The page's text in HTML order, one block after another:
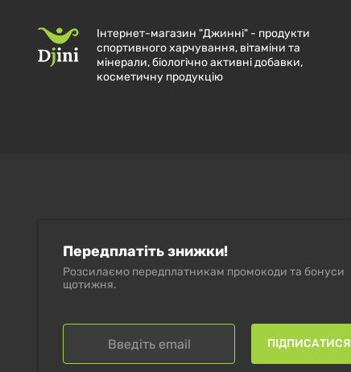
Інтернет-магазин "Джинні" - продукти
спортивного харчування, вітаміни та
мінерали, біологічно активні добавки,
косметичну продукцію
Передплатіть знижки!
Розсилаємо передплатникам промокоди та бонуси
щотижня.
ПІДПИСАТИСЯ